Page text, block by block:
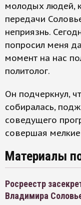
молодых людей,
передачи
неприязнь.
попросил меня
момент на нас
политолог.
Он подчеркнул,
собиралась,
соведущего
совершая
Материалы
Росреестр
Владимира